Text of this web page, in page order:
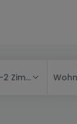
- 2 Zimmer